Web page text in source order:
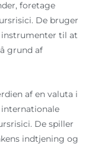
foretage
De bruger
til at
grund af
af en valuta i
De spiller
indtjening og